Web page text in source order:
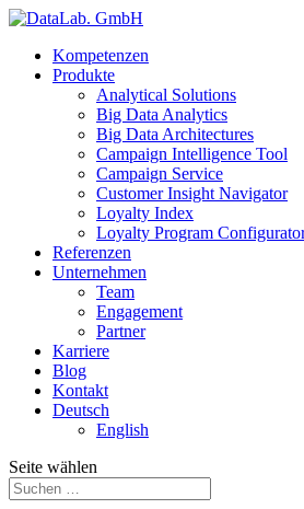
Kompetenzen
Produkte
Analytical Solutions
Big Data Analytics
Big Data Architectures
Campaign Intelligence Tool
Campaign Service
Customer Insight Navigator
Loyalty Index
Loyalty Program
Referenzen
Unternehmen
Team
Engagement
Partner
Karriere
Blog
Kontakt
Deutsch
English
Seite wählen